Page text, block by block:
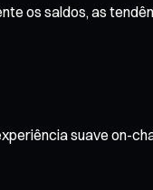
os saldos, as
suave on-